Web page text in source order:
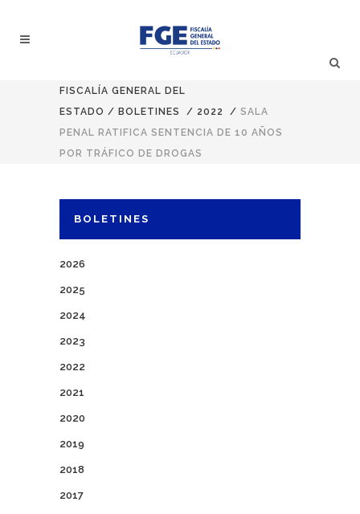
FISCALÍA GENERAL DEL
ESTADO / BOLETINES / 2022 / SALA
PENAL RATIFICA SENTENCIA DE 10 AÑOS
POR TRÁFICO DE DROGAS
BOLETINES
2026
2025
2024
2023
2022
2021
2020
2019
2018
2017